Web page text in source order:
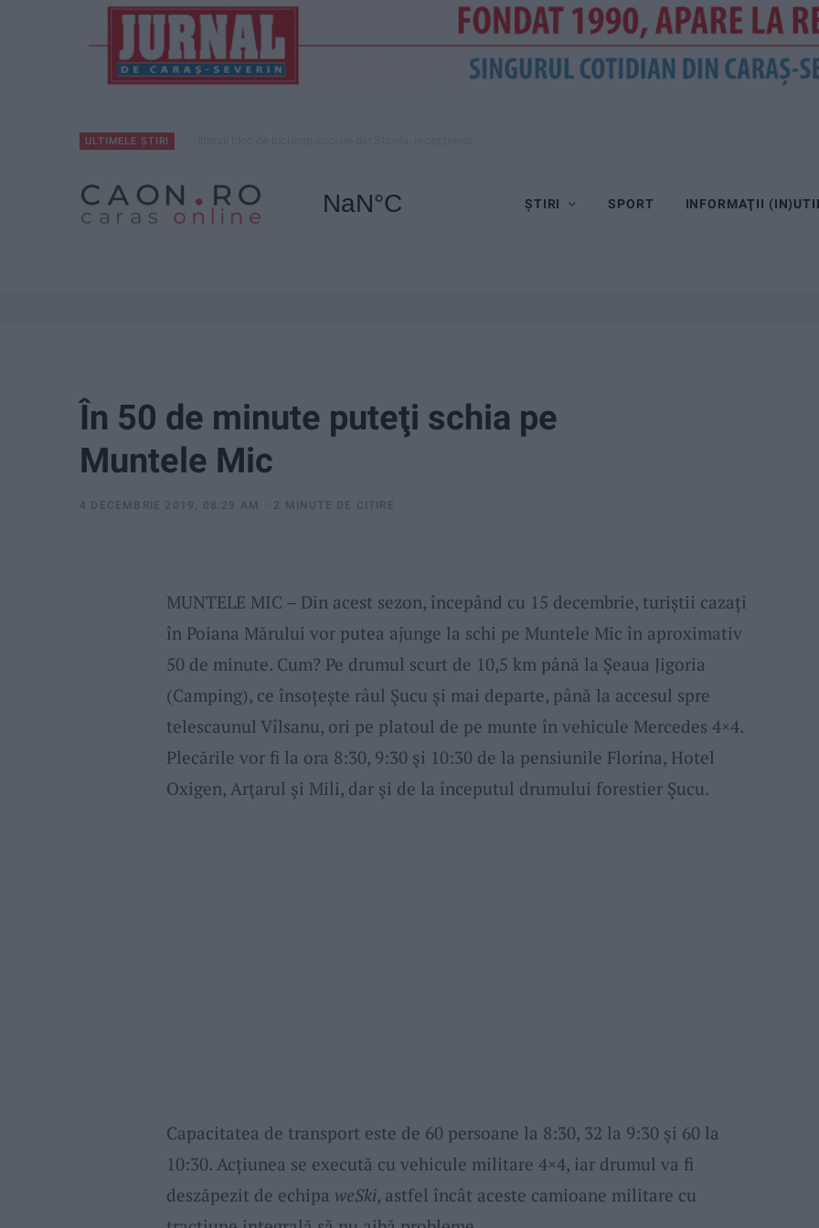
ULTIMELE ȘTIRI
ȘTIRI SPORT INFORMAŢII
În 50 de minute puteţi schia pe
Muntele Mic
4 DECEMBRIE 2019, 08:29 AM 2 MINUTE DE CITIRE
MUNTELE MIC – Din acest sezon, începând cu 15 decembrie, turiștii cazați
în Poiana Mărului vor putea ajunge la schi pe Muntele Mic în aproximativ
50 de minute. Cum? Pe drumul scurt de 10,5 km până la Șeaua Jigoria
(Camping), ce însoțește râul Şucu şi mai departe, până la accesul spre
telescaunul Vîlsanu, ori pe platoul de pe munte în vehicule Mercedes 4×4.
Plecările vor fi la ora 8:30, 9:30 şi 10:30 de la pensiunile Florina, Hotel
Oxigen, Arţarul şi Mili, dar şi de la începutul drumului forestier Şucu.
Capacitatea de transport este de 60 persoane la 8:30, 32 la 9:30 şi 60 la
10:30. Acțiunea se execută cu vehicule militare 4×4, iar drumul va fi
deszăpezit de echipa weSki, astfel încât aceste camioane militare cu